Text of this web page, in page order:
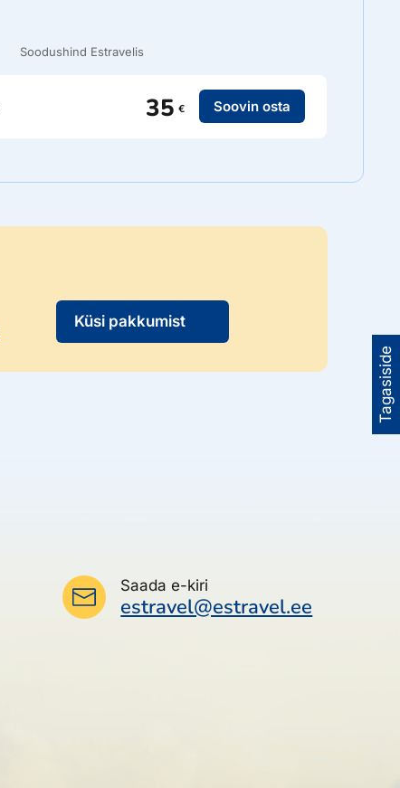
Tagasiside
Soodushind Estravelis
35 € Soovin osta
Küsi pakkumist
Saada e-kiri
estravel@estravel.ee